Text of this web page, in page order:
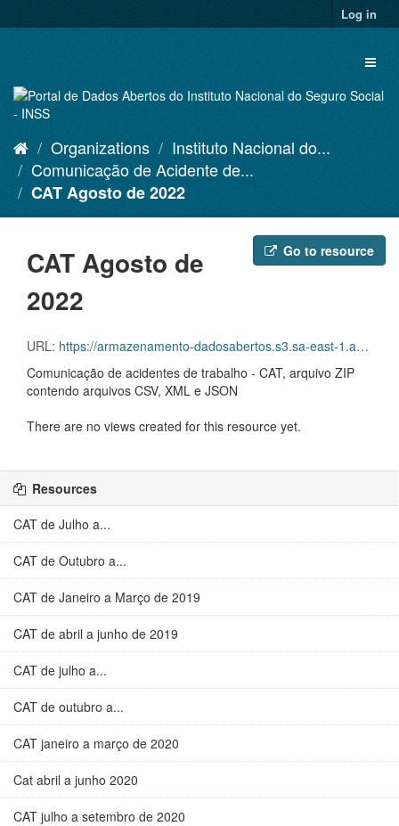
to
Log in
Organizations
Instituto Nacional do...
Comunicação de Acidente de...
CAT Agosto de 2022
Go to resource
CAT Agosto de
2022
URL: https://armazenamento-dadosabertos.s3.sa-east-1.amazonaws.com/Plano+2016_2018_Grupos+de+dados/INSS+-+Comunica%C3%A7%C3%A3o+de+Acidente+de+Trabalho+-+CAT/D.SDA.PDA.005.CAT.202208.ZIP
Comunicação de acidentes de trabalho - CAT, arquivo ZIP
contendo arquivos CSV, XML e JSON
There are no views created for this resource yet.
Resources
CAT de Julho a...
CAT de Outubro a...
CAT de Janeiro a Março de 2019
CAT de abril a junho de 2019
CAT de julho a...
CAT de outubro a...
CAT janeiro a março de 2020
Cat abril a junho 2020
CAT julho a setembro de 2020